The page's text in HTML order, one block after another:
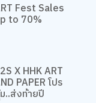
Fest Sales
to 70%
X HHK ART
PAPER โปร
..ส่งท้ายปี